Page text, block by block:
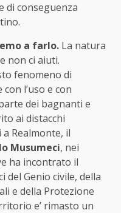
di conseguenza
a farlo. La natura
non ci aiuti.
fenomeno di
l’uso e con
dei bagnanti e
ai distacchi
Realmonte, il
Musumeci, nei
ha incontrato il
Genio civile, della
e della Protezione
e’ rimasto un